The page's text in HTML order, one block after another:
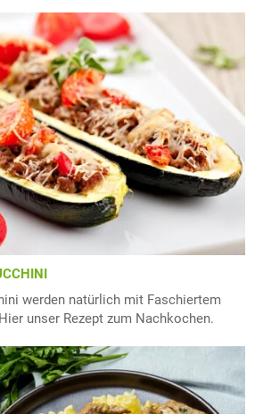
werden natürlich mit Faschiertem
unser Rezept zum Nachkochen.